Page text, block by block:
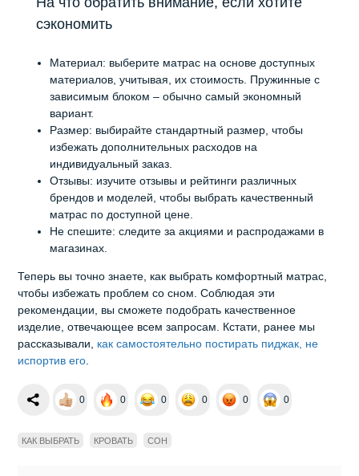
сэкономить
Материал: выберите матрас на основе доступных
материалов, учитывая, их стоимость. Пружинные с
зависимым блоком – обычно самый экономный
вариант.
Размер: выбирайте стандартный размер, чтобы
избежать дополнительных расходов на
индивидуальный заказ.
Отзывы: изучите отзывы и рейтинги различных
брендов и моделей, чтобы выбрать качественный
матрас по доступной цене.
Не спешите: следите за акциями и распродажами в
магазинах.
Теперь вы точно знаете, как выбрать комфортный матрас,
чтобы избежать проблем со сном. Соблюдая эти
рекомендации, вы сможете подобрать качественное
изделие, отвечающее всем запросам. Кстати, ранее мы
рассказывали, как самостоятельно постирать пиджак, не
испортив его
0 0 0 0 0 0
КАК ВЫБРАТЬ КРОВАТЬ СОН